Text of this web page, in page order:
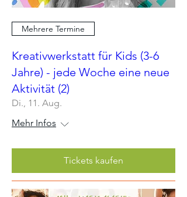
Mehrere Termine
Kreativwerkstatt für Kids (3-6
Jahre) - jede Woche eine neue
Aktivität (2)
Di., 11. Aug.
Mehr Infos
Tickets kaufen